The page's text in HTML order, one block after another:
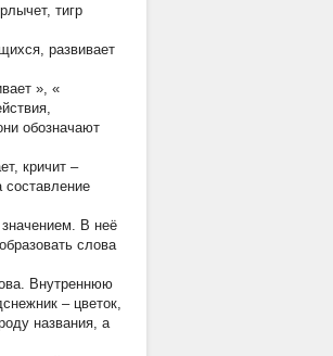
тигр
развивает
», «
обозначают
кричит –
составление
В неё
слова
Внутреннюю
– цветок,
названия, а